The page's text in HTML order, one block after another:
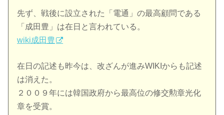
先ず、戦後に設立された「電通」の最高顧問である
「成田豊」は在日と言われている。
wiki成田豊
在日の記述も昨今は、改ざんが進みWIKIからも記述
は消えた。
２００９年には韓国政府から最高位の修交勲章光化
章を受賞。